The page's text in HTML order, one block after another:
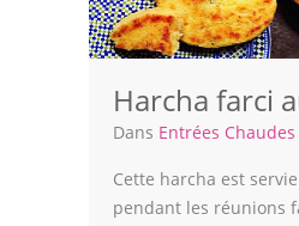
Harcha farci
Dans Entrées
Cette harcha est
pendant les réunions